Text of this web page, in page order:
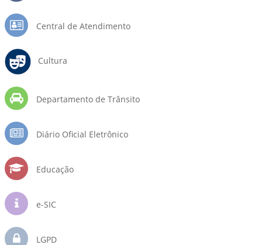
Central de Atendimento
Cultura
Departamento de Trânsito
Diário Oficial Eletrônico
Educação
e-SIC
LGPD